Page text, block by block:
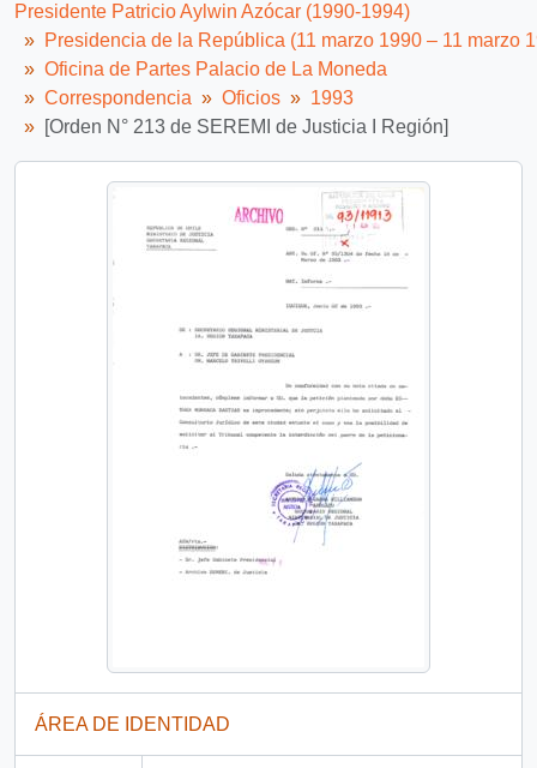
Presidente Patricio Aylwin Azócar (1990-1994)
Presidencia de la República (11 marzo 1990 – 11 marzo
Oficina de Partes Palacio de La Moneda
Correspondencia
Oficios
1993
[Orden N° 213 de SEREMI de Justicia I Región]
ÁREA DE IDENTIDAD